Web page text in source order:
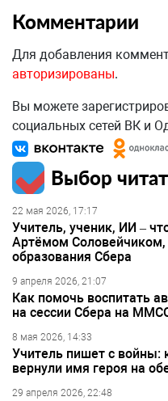
Комментарии
Для добавления
авторизированы.
Вы можете
социальных сетей ВК и
Выбор
22 мая 2026, 17:17
Учитель, ученик, ИИ –
Артёмом Соловейчиком,
образования Сбера
9 апреля 2026, 21:07
Как помочь воспитать
на сессии Сбера на
8 мая 2026, 14:33
Учитель пишет с войны:
вернули имя героя на
29 апреля 2026, 22:48